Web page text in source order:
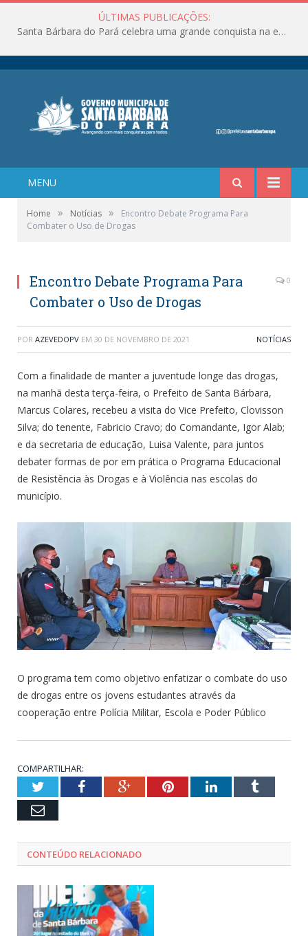
ÚLTIMAS PUBLICAÇÕES:
Santa Bárbara do Pará celebra uma grande conquista na educação!
MENU
Home » Notícias »
Encontro Debate Programa Para
Combater o Uso de Drogas
Encontro Debate Programa Para
Combater o Uso de Drogas
0
POR AZEVEDOPV EM 30 DE NOVEMBRO DE 2021 NOTÍCIAS
Com a finalidade de manter a juventude longe das drogas,
na manhã desta terça-feira, o Prefeito de Santa Bárbara,
Marcus Colares, recebeu a visita do Vice Prefeito, Clovisson
Silva; do tenente, Fabricio Cravo; do Comandante, Igor Alab;
e da secretaria de educação, Luisa Valente, para juntos
debater formas de por em prática o Programa Educacional
de Resistência às Drogas e à Violência nas escolas do
município.
O programa tem como objetivo enfatizar o combate do uso
de drogas entre os jovens estudantes através da
cooperação entre Polícia Militar, Escola e Poder Público
COMPARTILHAR:
TwitterFacebookGoogle+PinterestLinkedInTumblr
Email
CONTEÚDO RELACIONADO